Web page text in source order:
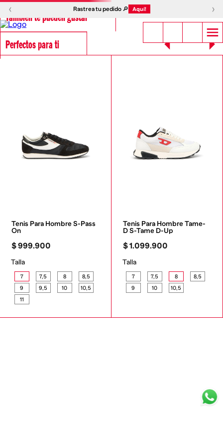
‹ Rastrea tu pedido 🔎 Aquí! ›
También te pueden gustar
Perfectos para ti
Tenis Para Hombre S-Pass
On
$999.900
Talla
7 7,5 8
8,5
9
9,5 10
10,5
11
Tenis Para Hombre Tame-
D S-Tame D-Up
$1.099.900
Talla
7 7,5 8
8,5
9
10 10,5